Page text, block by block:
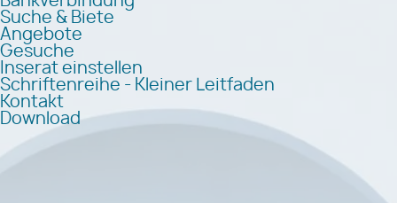
Suche & Biete
Angebote
Gesuche
Inserat einstellen
Schriftenreihe - Kleiner Leitfaden
Kontakt
Download